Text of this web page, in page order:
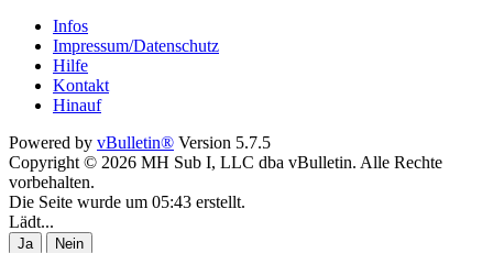
Infos
Impressum/Datenschutz
Hilfe
Kontakt
Hinauf
Powered by vBulletin® Version 5.7.5
Copyright © 2026 MH Sub I, LLC dba vBulletin. Alle Rechte
vorbehalten.
Die Seite wurde um 05:43 erstellt.
Lädt...
Ja
Nein